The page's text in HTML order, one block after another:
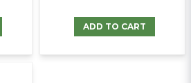
ADD TO CART